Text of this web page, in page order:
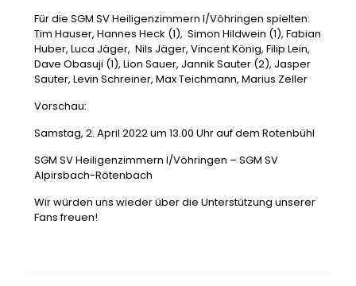
Für die SGM SV Heiligenzimmern I/Vöhringen spielten:
Tim Hauser, Hannes Heck (1), Simon Hildwein (1), Fabian
Huber, Luca Jäger, Nils Jäger, Vincent König, Filip Lein,
Dave Obasuji (1), Lion Sauer, Jannik Sauter (2), Jasper
Sauter, Levin Schreiner, Max Teichmann, Marius Zeller
Vorschau:
Samstag, 2. April 2022 um 13.00 Uhr auf dem Rotenbühl
SGM SV Heiligenzimmern I/Vöhringen – SGM SV
Alpirsbach-Rötenbach
Wir würden uns wieder über die Unterstützung unserer
Fans freuen!